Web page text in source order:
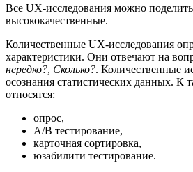
Все UX-исследования можно
высококачественные.
Количественные UX-исследования
характеристики. Они отвечают на
нередко?, Сколько?. Количественные
осознания статистических данных. К
относятся:
опрос,
А/В тестирование,
карточная сортировка,
юзабилити тестирование.